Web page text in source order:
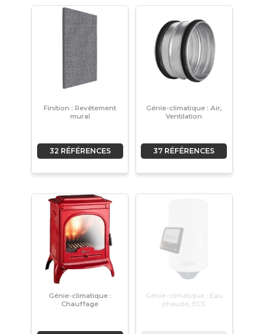
Finition : Revêtement
mural
32 RÉFÉRENCES
Génie-climatique : Air,
Ventilation
37 RÉFÉRENCES
Génie-climatique :
Chauffage
Génie-climatique : Eau
chaude, ECS